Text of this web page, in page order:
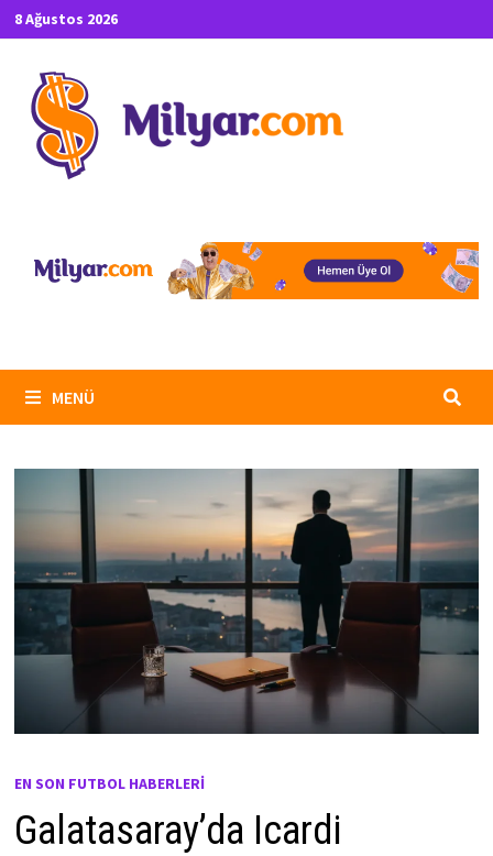
İçeriğe
geç
8 Ağustos 2026
MENÜ
EN SON FUTBOL HABERLERI
Galatasaray’da Icardi